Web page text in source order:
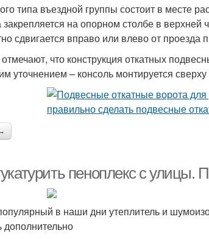
типа въездной группы состоит в месте
закрепляется на опорном столбе в
сдвигается вправо или влево от
что конструкция откатных
уточнением – консоль монтируется
пеноплекс с улицы.
в наши дни утеплитель и